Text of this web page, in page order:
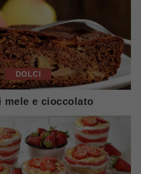
DOLCI
mele e cioccolato